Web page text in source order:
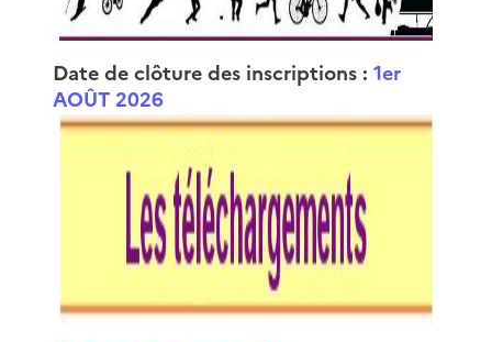
Date de clôture des inscriptions : 1er
AOÛT 2026